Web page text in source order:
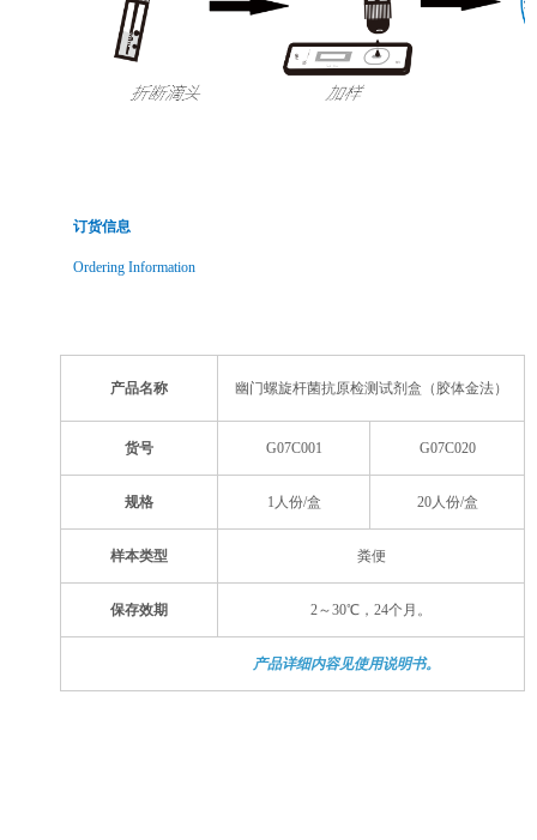
订货信息
Ordering Information
产品名称 幽门螺旋杆菌抗原检测试剂盒（胶体金法）
货号 G07C001 G07C020
规格 1人份/盒 20人份/盒
样本类型 粪便
保存效期 2～30℃，24个月。
产品详细内容见使用说明书。